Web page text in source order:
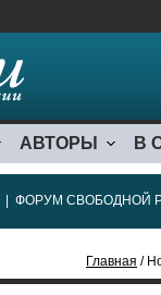
АВТОРЫ В
ФОРУМ СВОБОДНОЙ
Главная /